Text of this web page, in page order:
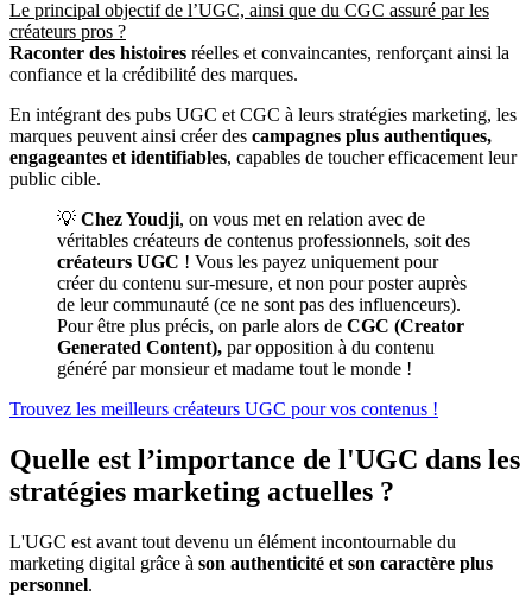
Le principal objectif de l’UGC, ainsi que du CGC assuré par les
créateurs pros ?
Raconter des histoires réelles et convaincantes, renforçant ainsi la
confiance et la crédibilité des marques.
En intégrant des pubs UGC et CGC à leurs stratégies marketing, les
marques peuvent ainsi créer des campagnes plus authentiques,
engageantes et identifiables, capables de toucher efficacement leur
public cible.
💡 Chez Youdji, on vous met en relation avec de
véritables créateurs de contenus professionnels, soit des
créateurs UGC ! Vous les payez uniquement pour
créer du contenu sur-mesure, et non pour poster auprès
de leur communauté (ce ne sont pas des influenceurs).
Pour être plus précis, on parle alors de CGC (Creator
Generated Content), par opposition à du contenu
généré par monsieur et madame tout le monde !
Trouvez les meilleurs créateurs UGC pour vos contenus !
Quelle est l’importance de l'UGC dans les
stratégies marketing actuelles ?
L'UGC est avant tout devenu un élément incontournable du
marketing digital grâce à son authenticité et son caractère plus
personnel.